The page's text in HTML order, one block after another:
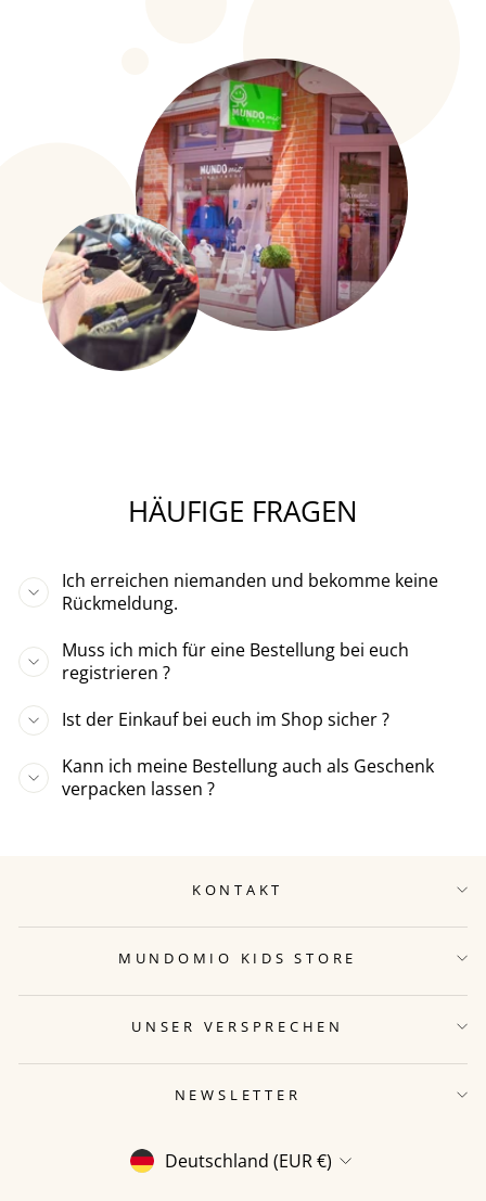
HÄUFIGE FRAGEN
Ich erreichen niemanden und bekomme keine
Rückmeldung.
Muss ich mich für eine Bestellung bei euch
registrieren ?
Ist der Einkauf bei euch im Shop sicher ?
Kann ich meine Bestellung auch als Geschenk
verpacken lassen ?
KONTAKT
MUNDOMIO KIDS STORE
UNSER VERSPRECHEN
NEWSLETTER
WÄHRUNG
Deutschland (EUR €)